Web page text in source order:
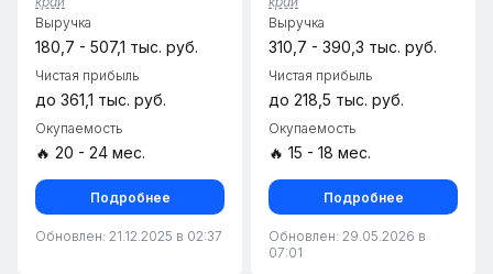
роста.Основные
характеристики:• Локация:...
Выручка
180,7 - 507,1 тыс. руб.
Чистая прибыль
до 361,1 тыс. руб.
Окупаемость
🔥 20 - 24 мес.
Подробнее
Обновлен: 21.12.2025 в 02:37
заказов Wildberries в
Краснодаре. Это масш...
Выручка
310,7 - 390,3 тыс. руб.
Чистая прибыль
до 218,5 тыс. руб.
Окупаемость
🔥 15 - 18 мес.
Подробнее
Обновлен: 29.05.2026 в
07:01